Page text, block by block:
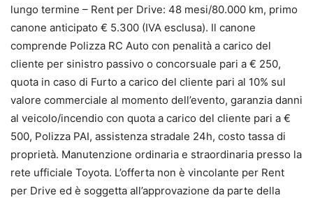
lungo termine – Rent per Drive: 48 mesi/80.000 km, primo
canone anticipato € 5.300 (IVA esclusa). Il canone
comprende Polizza RC Auto con penalità a carico del
cliente per sinistro passivo o concorsuale pari a € 250,
quota in caso di Furto a carico del cliente pari al 10% sul
valore commerciale al momento dell’evento, garanzia danni
al veicolo/incendio con quota a carico del cliente pari a €
500, Polizza PAI, assistenza stradale 24h, costo tassa di
proprietà. Manutenzione ordinaria e straordinaria presso la
rete ufficiale Toyota. L’offerta non è vincolante per Rent
per Drive ed è soggetta all’approvazione da parte della